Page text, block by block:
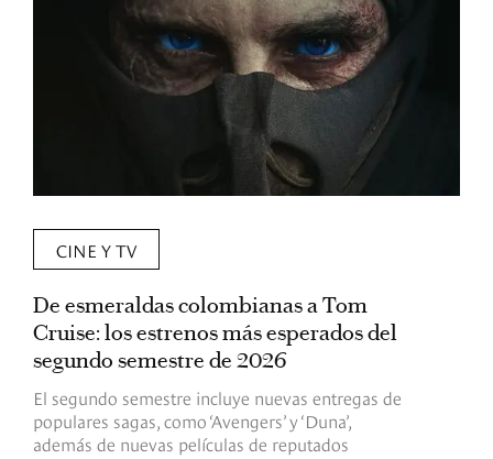
CINE Y TV
De esmeraldas colombianas a Tom
Cruise: los estrenos más esperados del
segundo semestre de 2026
El segundo semestre incluye nuevas entregas de
populares sagas, como ‘Avengers’ y ‘Duna’,
además de nuevas películas de reputados